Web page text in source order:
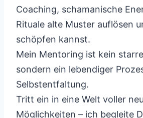
Coaching, schamanische
Rituale alte Muster auflösen
schöpfen kannst.
Mein Mentoring ist kein
sondern ein lebendiger
Selbstentfaltung.
Tritt ein in eine Welt voller
Möglichkeiten – ich begleite